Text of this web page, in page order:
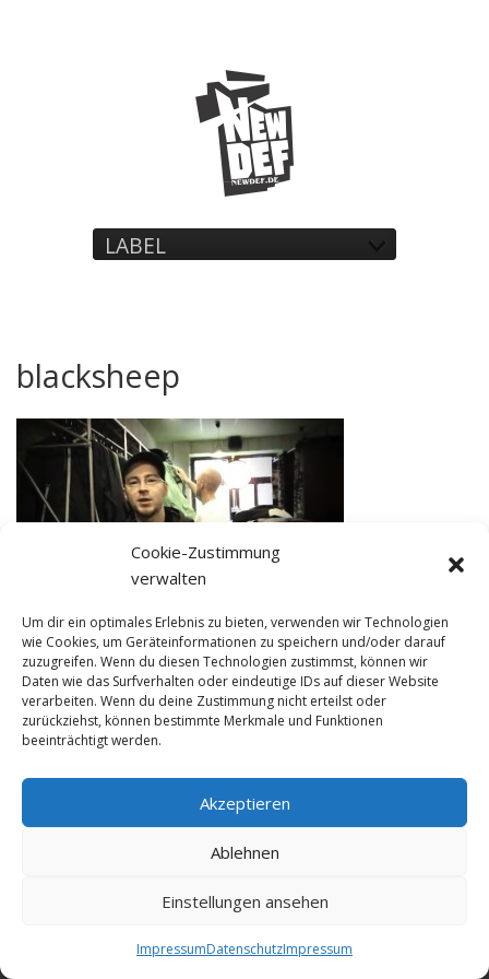
Cookie-Zustimmung
verwalten
Um dir ein optimales Erlebnis zu bieten, verwenden wir Technologien
wie Cookies, um Geräteinformationen zu speichern und/oder darauf
zuzugreifen. Wenn du diesen Technologien zustimmst, können wir
Daten wie das Surfverhalten oder eindeutige IDs auf dieser Website
verarbeiten. Wenn du deine Zustimmung nicht erteilst oder
zurückziehst, können bestimmte Merkmale und Funktionen
beeinträchtigt werden.
Akzeptieren
Ablehnen
Einstellungen ansehen
ImpressumDatenschutzImpressum
LABEL
blacksheep
07 Dezember 2015 in
© NewDEF 2026
Kontakt
Impressum
Datenschutz